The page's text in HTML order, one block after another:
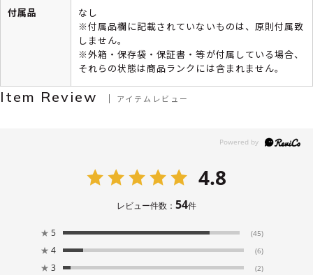
付属品
なし
※付属品欄に記載されていないものは、原則付属致
しません。
※外箱・保存袋・保証書・等が付属している場合、
それらの状態は商品ランクには含まれません。
Item Review アイテムレビュー
4.8
レビュー件数： 54件
★ 5 (45)
★ 4 (6)
★ 3 (2)